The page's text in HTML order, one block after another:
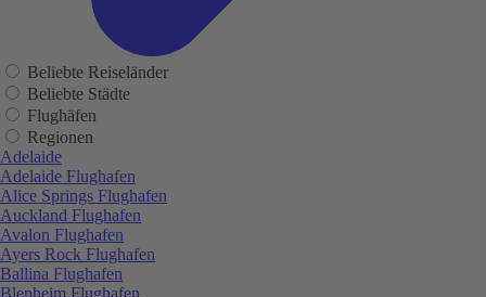
Beliebte Reiseländer
Beliebte Städte
Flughäfen
Regionen
Adelaide
Adelaide Flughafen
Alice Springs Flughafen
Auckland Flughafen
Avalon Flughafen
Ayers Rock Flughafen
Ballina Flughafen
Blenheim Flughafen